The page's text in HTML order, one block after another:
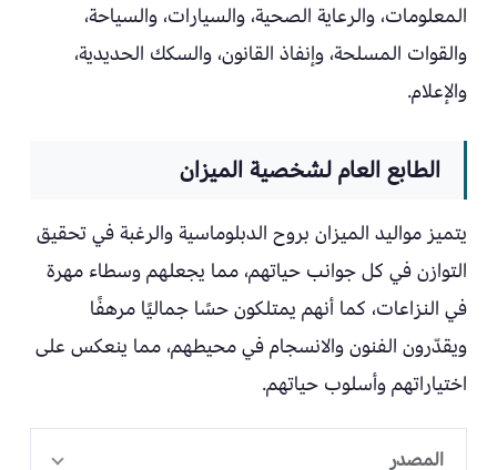
المعلومات، والرعاية الصحية، والسيارات، والسياحة،
والقوات المسلحة، وإنفاذ القانون، والسكك الحديدية،
والإعلام.
الطابع العام لشخصية الميزان
يتميز مواليد الميزان بروح الدبلوماسية والرغبة في تحقيق
التوازن في كل جوانب حياتهم، مما يجعلهم وسطاء مهرة
في النزاعات، كما أنهم يمتلكون حسًا جماليًا مرهفًا
ويقدّرون الفنون والانسجام في محيطهم، مما ينعكس على
اختياراتهم وأسلوب حياتهم.
المصدر